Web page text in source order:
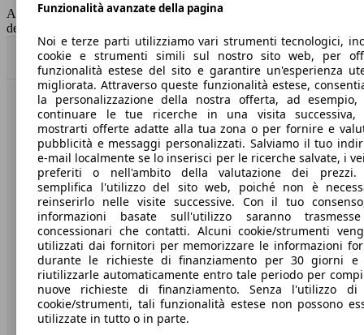
AutoScout24 non si assume alcuna responsabilità per la correttezza
dei dati.
Torna su
Benvenuti su AutoScout24, il mercato auto europeo.
Società
A proposito di AutoScout24
Stampa
Media
Condizioni generali
Informazioni
Privacy
Funzionalità avanzate della pagina
Noi e terze parti utilizziamo vari strumenti tecnologici,
cookie e strumenti simili sul nostro sito web, per
funzionalità estese del sito e garantire un'esperienza
migliorata. Attraverso queste funzionalità estese,
la personalizzazione della nostra offerta, ad esempio,
continuare le tue ricerche in una visita successiva,
mostrarti offerte adatte alla tua zona o per fornire e
pubblicità e messaggi personalizzati. Salviamo il tuo
e-mail localmente se lo inserisci per le ricerche salvate, i
preferiti o nell'ambito della valutazione dei prezzi.
semplifica l'utilizzo del sito web, poiché non è
reinserirlo nelle visite successive. Con il tuo
informazioni basate sull'utilizzo saranno
concessionari che contatti. Alcuni cookie/strumenti
utilizzati dai fornitori per memorizzare le informazioni
durante le richieste di finanziamento per 30 giorni e
riutilizzarle automaticamente entro tale periodo per
nuove richieste di finanziamento. Senza l'utilizzo
cookie/strumenti, tali funzionalità estese non possono
utilizzate in tutto o in parte.